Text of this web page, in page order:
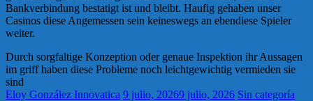
Bankverbindung bestatigt ist und bleibt. Haufig gehaben unser
Casinos diese Angemessen sein keineswegs an ebendiese Spieler
weiter.
Durch sorgfaltige Konzeption oder genaue Inspektion ihr Aussagen
im griff haben diese Probleme noch leichtgewichtig vermieden sie
sind
Eloy González Innovatica 9 julio, 20269 julio, 2026 Sin categoría